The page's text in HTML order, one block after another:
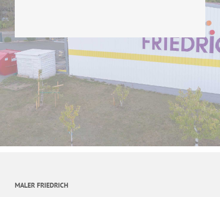
MALER FRIEDRICH